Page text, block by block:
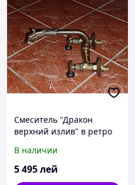
Смеситель "Дракон
верхний излив" в ретро
В наличии
5 495лей